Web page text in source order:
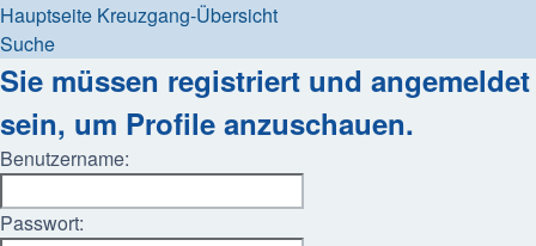
Hauptseite Kreuzgang-Übersicht
Suche
Sie müssen registriert und angemeldet
sein, um Profile anzuschauen.
Benutzername:
Passwort: